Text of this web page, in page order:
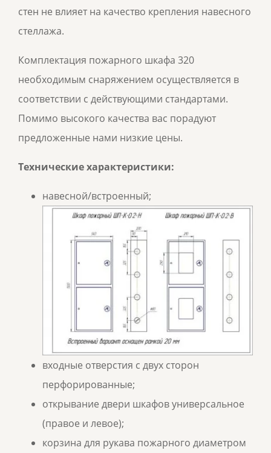
стен не влияет на качество крепления навесного
стеллажа.
Комплектация пожарного шкафа 320
необходимым снаряжением осуществляется в
соответствии с действующими стандартами.
Помимо высокого качества вас порадуют
предложенные нами низкие цены.
Технические характеристики:
навесной/встроенный;
входные отверстия с двух сторон
перфорированные;
открывание двери шкафов универсальное
(правое и левое);
корзина для рукава пожарного диаметром